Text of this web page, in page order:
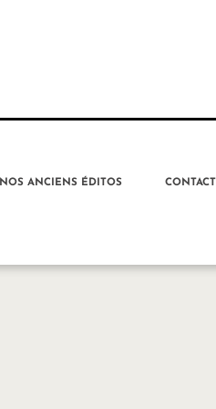
NOS ANCIENS ÉDITOS CONTACT